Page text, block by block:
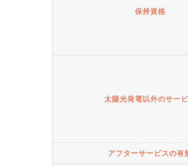
保持資格
太陽光発電以外のサー
アフターサービスの有